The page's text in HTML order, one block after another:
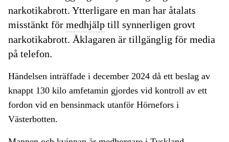
narkotikabrott. Ytterligare en man har åtalats
misstänkt för medhjälp till synnerligen grovt
narkotikabrott. Åklagaren är tillgänglig för media
på telefon.
Händelsen inträffade i december 2024 då ett beslag av
knappt 130 kilo amfetamin gjordes vid kontroll av ett
fordon vid en bensinmack utanför Hörnefors i
Västerbotten.